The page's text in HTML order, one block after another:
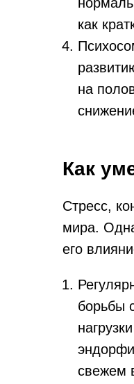
как
на
Как
Стресс,
мира.
его
борьбы
свежем